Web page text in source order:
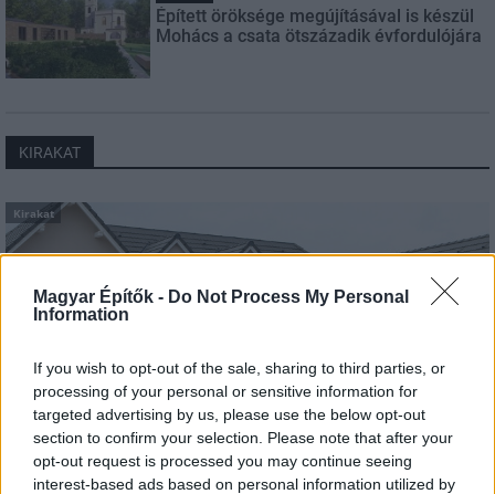
Magyar Építők - Do Not Process My Personal
Information
If you wish to opt-out of the sale, sharing to third parties, or
processing of your personal or sensitive information for
targeted advertising by us, please use the below opt-out
section to confirm your selection. Please note that after your
opt-out request is processed you may continue seeing
interest-based ads based on personal information utilized by
Épített öröksége megújításával is készül
Mohács a csata ötszázadik évfordulójára
KIRAKAT
Kirakat